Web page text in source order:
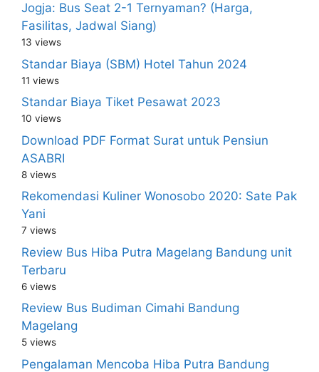
Jogja: Bus Seat 2-1 Ternyaman? (Harga,
Fasilitas, Jadwal Siang)
13 views
Standar Biaya (SBM) Hotel Tahun 2024
11 views
Standar Biaya Tiket Pesawat 2023
10 views
Download PDF Format Surat untuk Pensiun
ASABRI
8 views
Rekomendasi Kuliner Wonosobo 2020: Sate Pak
Yani
7 views
Review Bus Hiba Putra Magelang Bandung unit
Terbaru
6 views
Review Bus Budiman Cimahi Bandung
Magelang
5 views
Pengalaman Mencoba Hiba Putra Bandung